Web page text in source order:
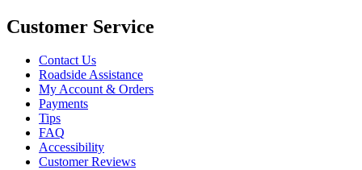
Customer Service
Contact Us
Roadside Assistance
My Account & Orders
Payments
Tips
FAQ
Accessibility
Customer Reviews